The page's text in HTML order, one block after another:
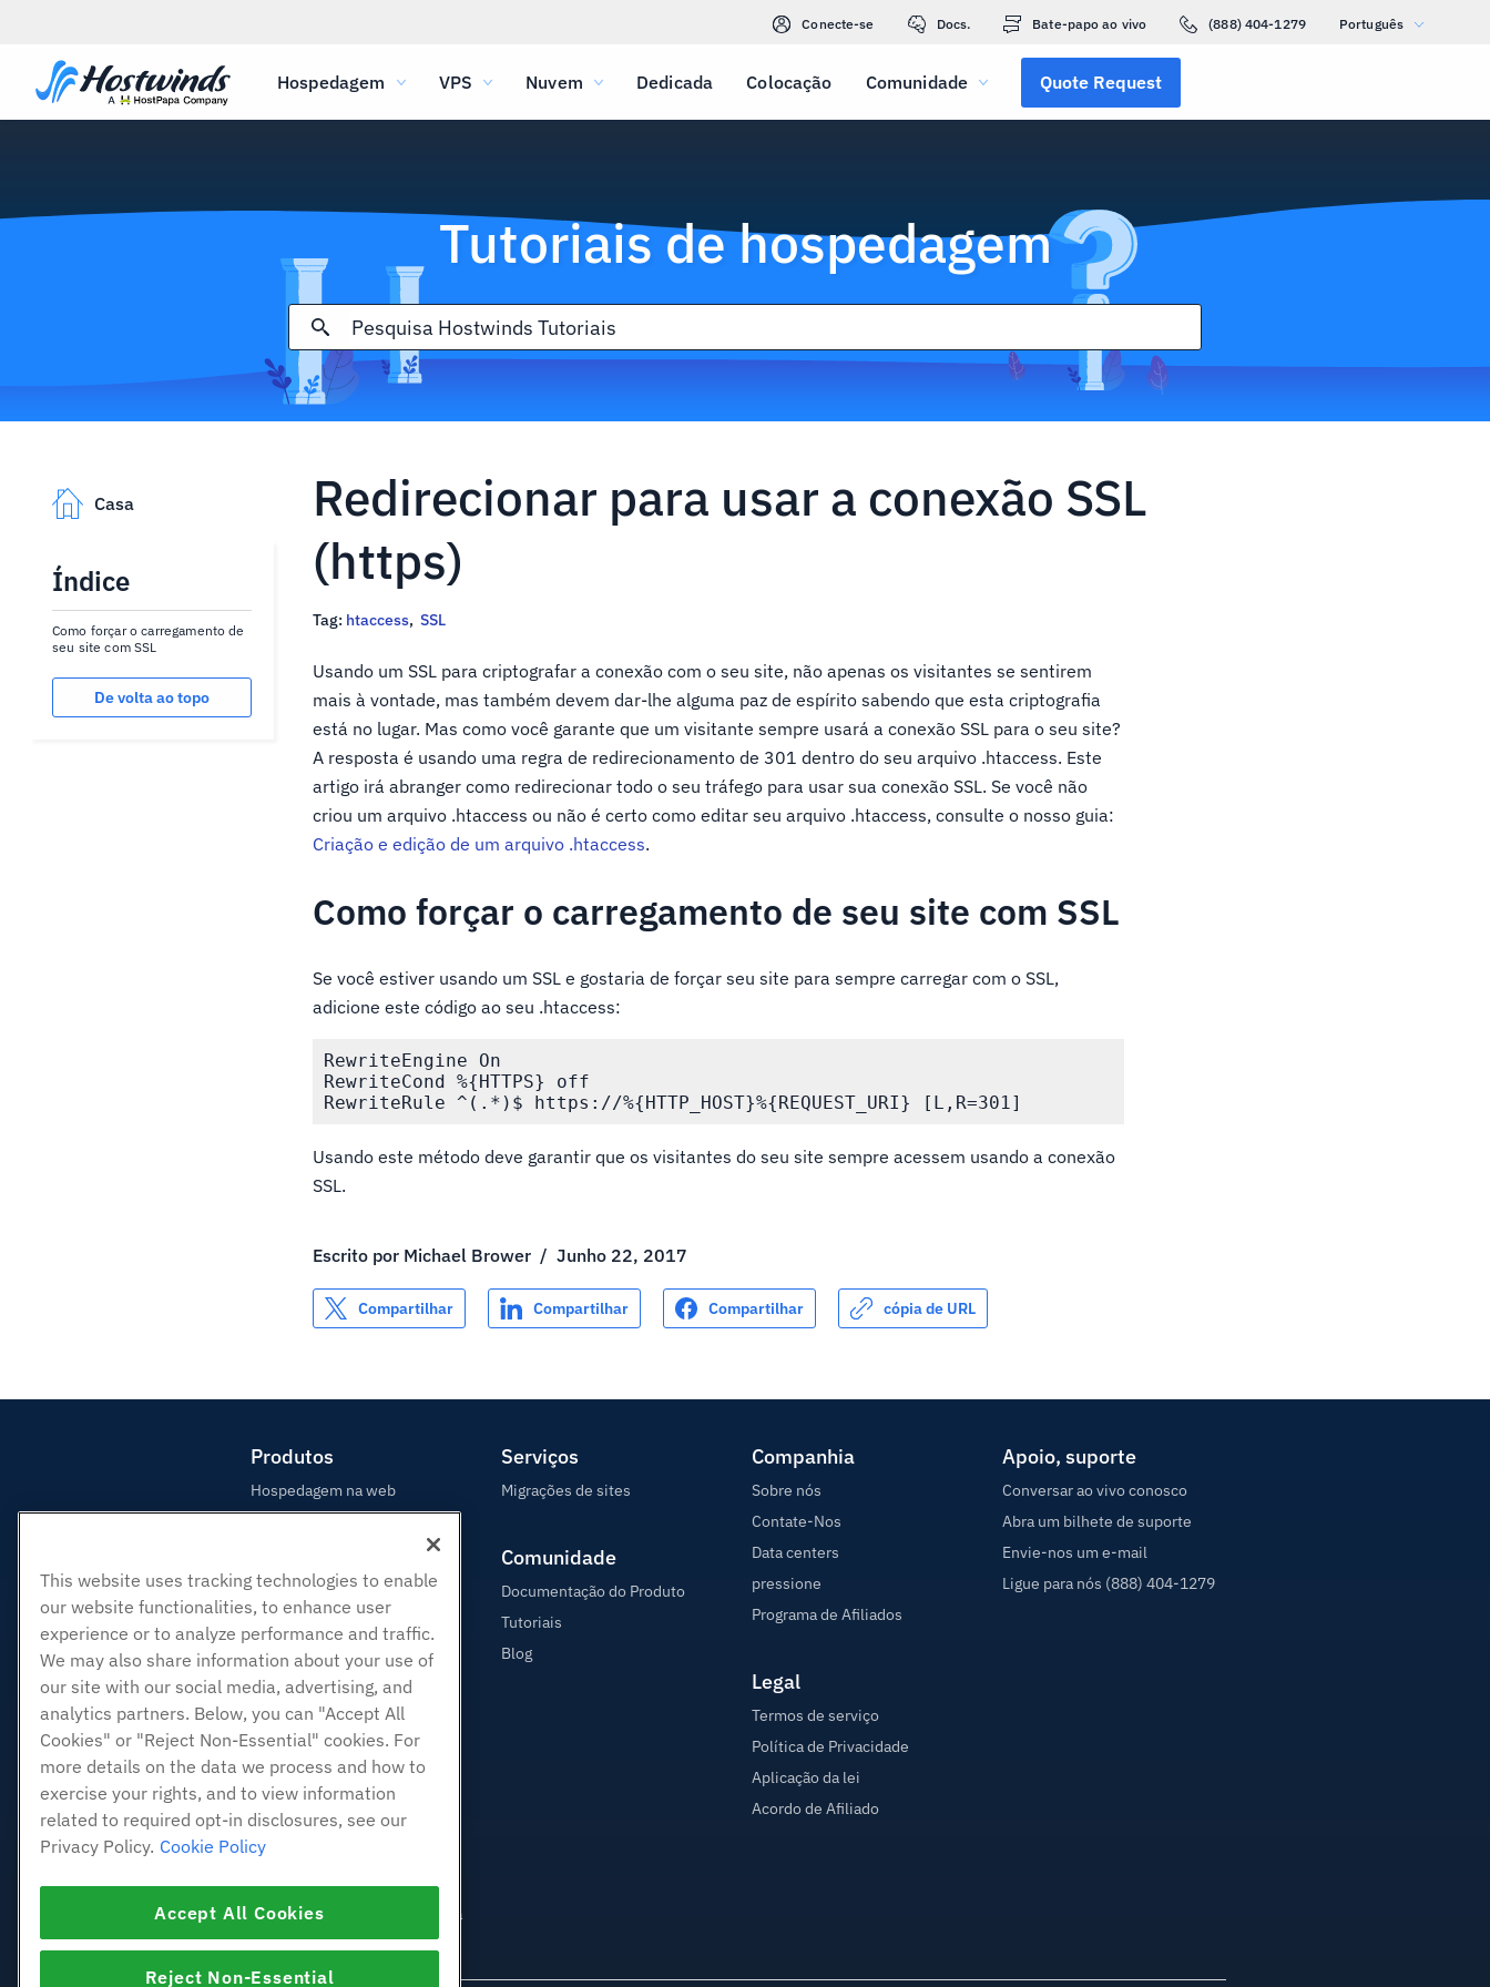
Conecte-se Docs. Bate-papo ao vivo (888) 404-1279 Português
Hospedagem VPS Nuvem Dedicada Colocação Comunidade Quote Request
Tutoriais de hospedagem
Casa
Índice
Como forçar o carregamento de
seu site com SSL
De volta ao topo
Redirecionar para usar a conexão SSL
(https)
Tag: htaccess, SSL
Usando um SSL para criptografar a conexão com o seu site, não apenas os visitantes se sentirem
mais à vontade, mas também devem dar-lhe alguma paz de espírito sabendo que esta criptografia
está no lugar. Mas como você garante que um visitante sempre usará a conexão SSL para o seu site?
A resposta é usando uma regra de redirecionamento de 301 dentro do seu arquivo .htaccess. Este
artigo irá abranger como redirecionar todo o seu tráfego para usar sua conexão SSL. Se você não
criou um arquivo .htaccess ou não é certo como editar seu arquivo .htaccess, consulte o nosso guia:
Criação e edição de um arquivo .htaccess.
Como forçar o carregamento de seu site com SSL
Se você estiver usando um SSL e gostaria de forçar seu site para sempre carregar com o SSL,
adicione este código ao seu .htaccess:
RewriteEngine On
RewriteCond %{HTTPS} off
Usando este método deve garantir que os visitantes do seu site sempre acessem usando a conexão
SSL.
Escrito por Michael Brower /Junho 22, 2017
Compartilhar Compartilhar Compartilhar cópia de URL
Produtos
Hospedagem na web
Revendedor com etiqueta em
branco
Linux gerenciado VPS
Linux não gerenciado VPS
Janelas gerenciadas VPS
Windows não gerenciado VPS
Servidores de nuvem
Balanceadores de carga
Armazenamento em Bloco
Armazenamento de Objetos
SSL Certificados
Hospedagem de aplicativos da
Serviços
Migrações de sites
Comunidade
Documentação do Produto
Tutoriais
Blog
Companhia
Sobre nós
Contate-Nos
Data centers
pressione
Programa de Afiliados
Legal
Termos de serviço
Política de Privacidade
Aplicação da lei
Acordo de Afiliado
Apoio, suporte
Conversar ao vivo conosco
Abra um bilhete de suporte
Envie-nos um e-mail
Ligue para nós (888) 404-1279
This website uses tracking technologies to enable
our website functionalities, to enhance user
experience or to analyze performance and traffic.
We may also share information about your use of
our site with our social media, advertising, and
analytics partners. Below, you can "Accept All
Cookies" or "Reject Non-Essential" cookies. For
more details on the data we process and how to
exercise your rights, and to view information
related to required opt-in disclosures, see our
Privacy Policy. Cookie Policy
Accept All Cookies
Reject Non-Essential